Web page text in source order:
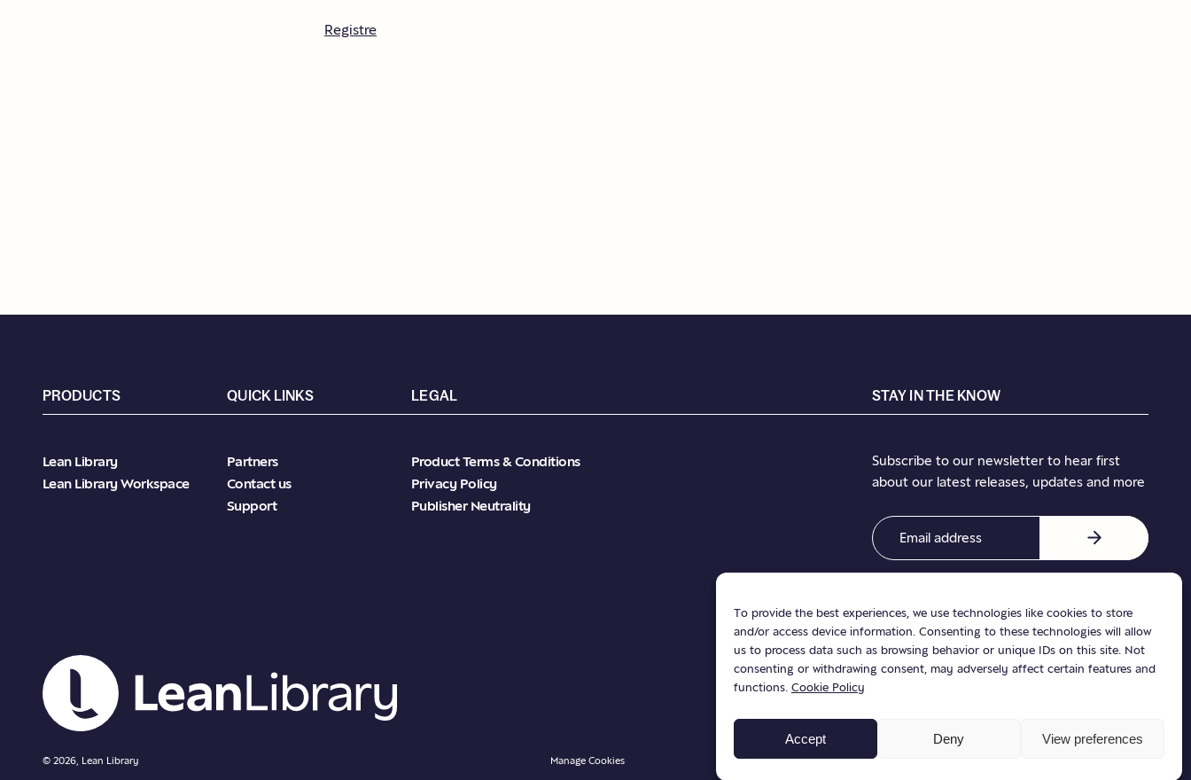
To provide the best experiences, we use technologies like cookies to store
and/or access device information. Consenting to these technologies will allow
us to process data such as browsing behavior or unique IDs on this site. Not
consenting or withdrawing consent, may adversely affect certain features and
functions. Cookie Policy
Accept Deny View preferences
Registre
PRODUCTS
Lean Library
Lean Library Workspace
QUICK LINKS
Partners
Contact us
Support
LEGAL
Product Terms & Conditions
Privacy Policy
Publisher Neutrality
STAY IN THE KNOW
Subscribe to our newsletter to hear first
about our latest releases, updates and more
Email
Address
© 2026, Lean Library Manage Cookies